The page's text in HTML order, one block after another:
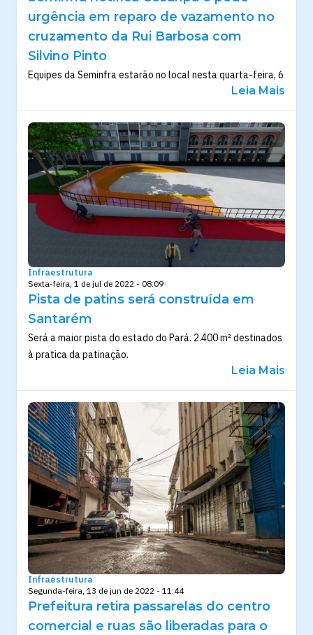
urgência em reparo de vazamento no
cruzamento da Rui Barbosa com
Silvino Pinto
Equipes da Seminfra estarão no local nesta quarta-feira, 6
Leia Mais
Infraestrutura
Sexta-feira, 1 de jul de 2022 - 08:09
Pista de patins será construída em
Santarém
Será a maior pista do estado do Pará. 2.400 m² destinados
à pratica da patinação.
Leia Mais
Infraestrutura
Segunda-feira, 13 de jun de 2022 - 11:44
Prefeitura retira passarelas do centro
comercial e ruas são liberadas para o